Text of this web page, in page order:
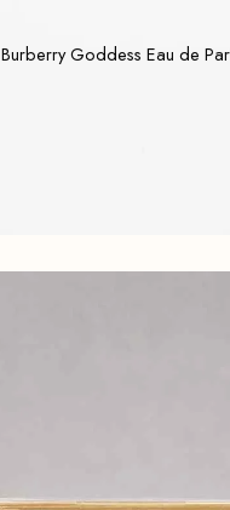
Goddess Eau de